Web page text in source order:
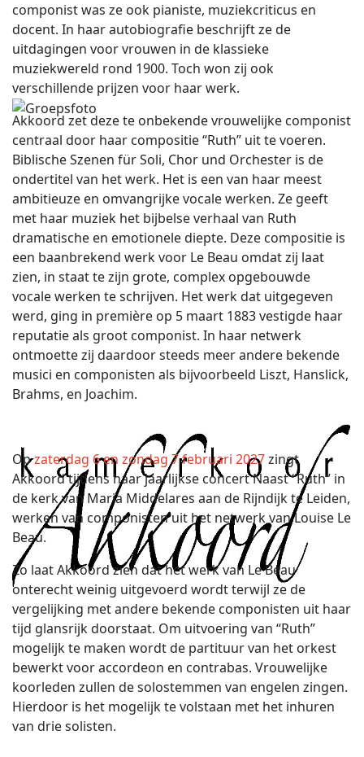
componist was ze ook pianiste, muziekcriticus en
docent. In haar autobiografie beschrijft ze de
uitdagingen voor vrouwen in de klassieke
muziekwereld rond 1900. Toch won zij ook
verschillende prijzen voor haar werk.
Akkoord zet deze te onbekende vrouwelijke componist
centraal door haar compositie “Ruth” uit te voeren.
Biblische Szenen für Soli, Chor und Orchester is de
ondertitel van het werk. Het is een van haar meest
ambitieuze en omvangrijke vocale werken. Ze geeft
met haar muziek het bijbelse verhaal van Ruth
dramatische en emotionele diepte. Deze compositie is
een baanbrekend werk voor Le Beau omdat zij laat
zien, in staat te zijn grote, complex opgebouwde
vocale werken te schrijven. Het werk dat uitgegeven
werd, ging in première op 5 maart 1883 vestigde haar
reputatie als groot componist. In haar netwerk
ontmoette zij daardoor steeds meer andere bekende
musici en componisten als bijvoorbeeld Liszt, Hanslick,
Brahms, en Joachim.
Opzaterdag 6 en zondag 7 februari 2027zingt
Akkoord tijdens haar jaarlijkse concert Naast “Ruth” in
de kerk van Maria Middelares aan de Rijndijk te Leiden,
werken van componisten uit het netwerk van Louise Le
Beau.
Zo laat Akkoord zien dat het werk van Le Beau
onterecht weinig uitgevoerd wordt terwijl ze de
vergelijking met andere bekende componisten uit haar
tijd glansrijk doorstaat. Om uitvoering van “Ruth”
mogelijk te maken wordt de partituur van het orkest
bewerkt voor accordeon en contrabas. Vrouwelijke
koorleden zullen de solostemmen van engelen zingen.
Hierdoor is het mogelijk te volstaan met het inhuren
van drie solisten.